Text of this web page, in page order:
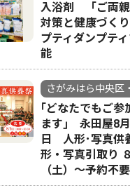
入浴剤 「ご両
対策と健康づく
プティダンプテ
能
さがみはら中央区
｢どなたでもご参
ます｣ 永田屋8
日 人形･写真
形・写真引取り
（土）〜予約不要